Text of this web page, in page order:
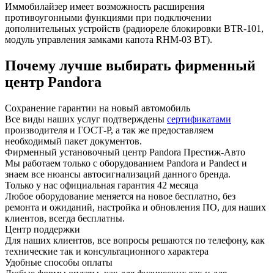
Иммобилайзер имеет возможность расширения
противоугонными функциями при подключении
дополнительных устройств (радиореле блокировки BTR-101,
модуль управления замками капота RHM-03 BT).
Почему лучше выбирать фирменный
центр Pandora
Сохранение гарантии на новый автомобиль
Все виды наших услуг подтверждены сертификатами
производителя и ГОСТ-Р, а так же предоставляем
необходимый пакет документов.
Фирменный установочный центр Pandora Престиж-Авто
Мы работаем только с оборудованием Pandora и Pandect и
знаем все нюансы автосигнализаций данного бренда.
Только у нас официальная гарантия 42 месяца
Любое оборудование меняется на новое бесплатно, без
ремонта и ожиданий, настройка и обновления ПО, для наших
клиентов, всегда бесплатны.
Центр поддержки
Для наших клиентов, все вопросы решаются по телефону, как
технические так и консультационного характера
Удобные способы оплаты